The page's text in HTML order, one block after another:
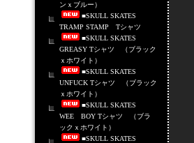
ンｘブルー）
■SKULL SKATES
TRAMP STAMP Tシャツ
■SKULL SKATES
GREASY Tシャツ （ブラック
ｘホワイト）
■SKULL SKATES
UNFUCK Tシャツ （ブラック
ｘホワイト）
■SKULL SKATES
WEE BOY Tシャツ （ブラ
ックｘホワイト）
■SKULL SKATES